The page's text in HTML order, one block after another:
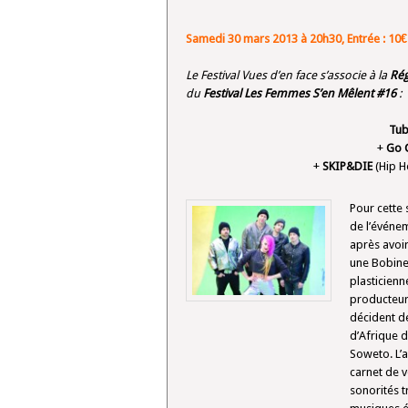
Samedi 30 mars 2013 à 20h30, Entrée : 10€
Le Festival Vues d’en face s’associe à la
du Festival Les Femmes S’en Mêlent #16:
+Go
+SKIP&DIE(Hip
Pour cette
de
après
une
décident
d’Afrique
Soweto.
carnet de
sonorités